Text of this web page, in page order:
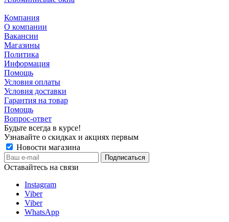
Компания
О компании
Вакансии
Магазины
Политика
Информация
Помощь
Условия оплаты
Условия доставки
Гарантия на товар
Помощь
Вопрос-ответ
Будьте всегда в курсе!
Узнавайте о скидках и акциях первым
Новости магазина
Оставайтесь на связи
Instagram
Viber
Viber
WhatsApp